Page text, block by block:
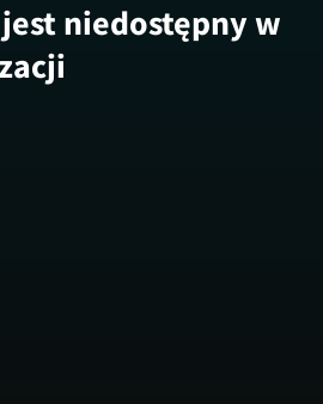
niedostępny w